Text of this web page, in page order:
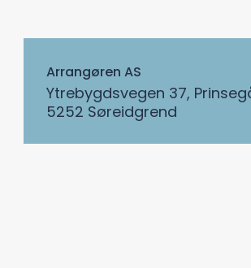
Arrangøren AS
Ytrebygdsvegen 37,
5252 Søreidgrend